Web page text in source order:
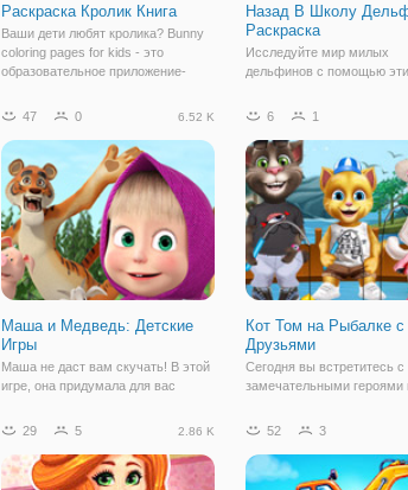
Раскраска Кролик Книга
Ваши дети любят кролика? Bunny
coloring pages for kids - это
образовательное приложение-
дошкольников, как раз вовремя
вашего малыша с пасхальным
кроликом, пасхальным
Назад В Школу
Раскраска
Исследуйте мир милых
дельфинов с помощью
Раскрасьте их онлайн или
позже. Эта игра
для того, чтобы быть
простой в использовании
47 0 6.52 K
Маша и Медведь: Детские
Игры
Маша не даст вам скучать! В этой
игре, она придумала для вас
приступить к играм с Машей, тогда
5 игр, которые вы должны пройти,
чтобы доказать родным, чтобы
6 1
Кот Том на Рыбалке с
Друзьями
Сегодня вы встретитесь с
замечательными героями
очень красивая и теплая
любимые коты будут
проводить время. Кот Том
29 5 2.86 K 52 3